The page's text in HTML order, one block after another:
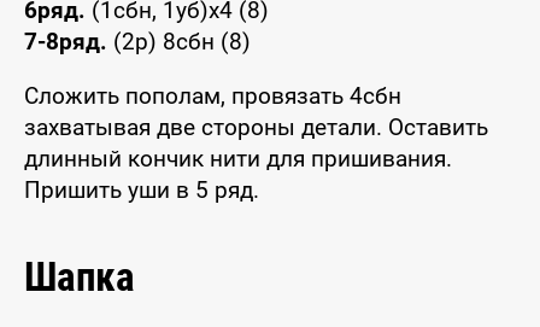
6ряд. (1сбн, 1уб)х4 (8)
7-8ряд. (2р) 8сбн (8)
Сложить пополам, провязать 4сбн
захватывая две стороны детали. Оставить
длинный кончик нити для пришивания.
Пришить уши в 5 ряд.
Шапка